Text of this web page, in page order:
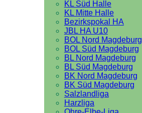
KL Süd Halle
KL Mitte Halle
Bezirkspokal HA
JBL HA U10
BOL Nord Magdeburg
BOL Süd Magdeburg
BL Nord Magdeburg
BL Süd Magdeburg
BK Nord Magdeburg
BK Süd Magdeburg
Salzlandliga
Harzliga